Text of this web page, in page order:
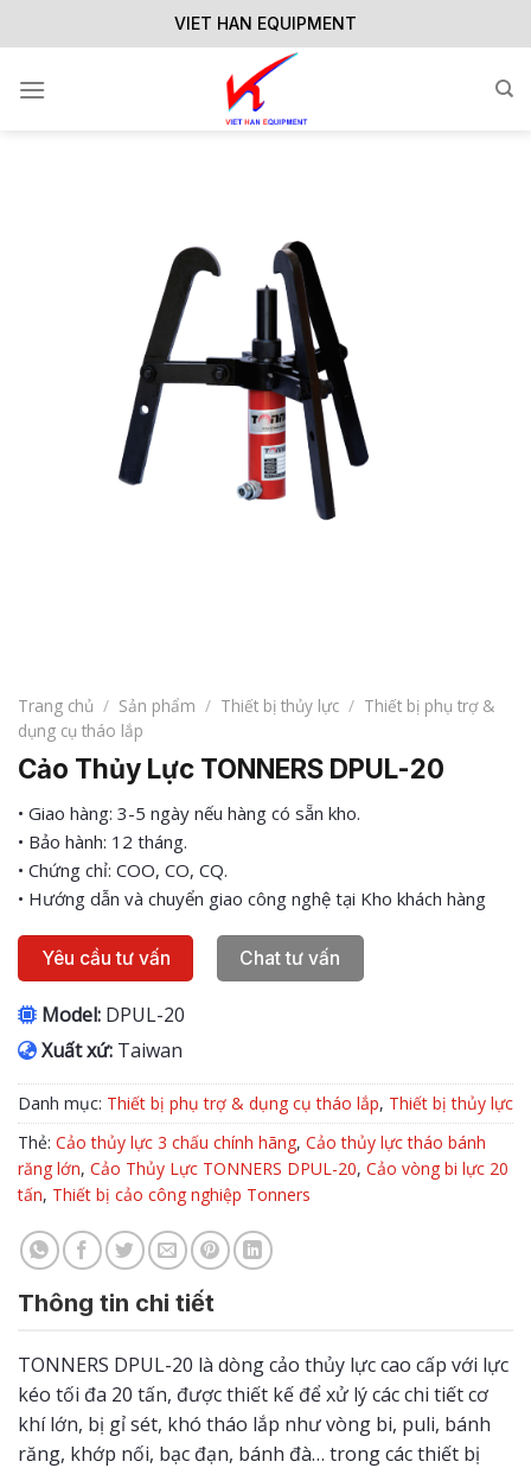
to
VIET HAN EQUIPMENT
Trang chủ / Sản phẩm / Thiết bị thủy lực / Thiết bị phụ trợ &
dụng cụ tháo lắp
Cảo Thủy Lực TONNERS DPUL-20
• Giao hàng: 3-5 ngày nếu hàng có sẵn kho.
• Bảo hành: 12 tháng.
• Chứng chỉ: COO, CO, CQ.
• Hướng dẫn và chuyển giao công nghệ tại Kho khách hàng
Yêu cầu tư vấn Chat tư vấn
Model: DPUL-20
Xuất xứ: Taiwan
Danh mục: Thiết bị phụ trợ & dụng cụ tháo lắp, Thiết bị thủy lực
Thẻ: Cảo thủy lực 3 chấu chính hãng, Cảo thủy lực tháo bánh
răng lớn, Cảo Thủy Lực TONNERS DPUL-20, Cảo vòng bi lực 20
tấn, Thiết bị cảo công nghiệp Tonners
Thông tin chi tiết
TONNERS DPUL-20 là dòng cảo thủy lực cao cấp với lực
kéo tối đa 20 tấn, được thiết kế để xử lý các chi tiết cơ
khí lớn, bị gỉ sét, khó tháo lắp như vòng bi, puli, bánh
răng, khớp nối, bạc đạn, bánh đà… trong các thiết bị